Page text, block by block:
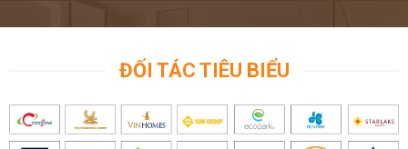
ĐỐI TÁC TIÊU BIỂU